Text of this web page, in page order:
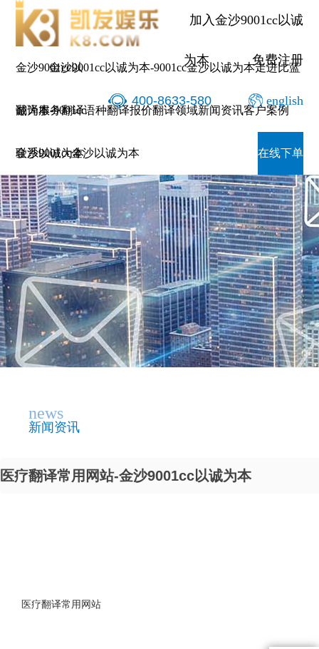
加入金沙9001cc以诚
为本 免费注册
400-8633-580 english
金沙9001cc以
诚为本-9001cc
金沙以诚为本
金沙9001cc以诚为本-9001cc金沙以诚为本走进比蓝
翻译服务翻译语种翻译报价翻译领域新闻资讯客户案例
联系9001cc金沙以诚为本 在线下单
news
新闻资讯
医疗翻译常用网站-金沙9001cc以诚为本
医疗翻译常用网站